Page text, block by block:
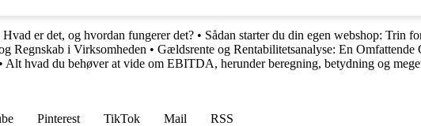
er det, og hvordan fungerer det? • Sådan starter du din egen webshop: Trin
Regnskab i Virksomheden • Gældsrente og Rentabilitetsanalyse: En Omfattende
• Alt hvad du behøver at vide om EBITDA, herunder beregning, betydning og
Pinterest TikTok Mail
RSS